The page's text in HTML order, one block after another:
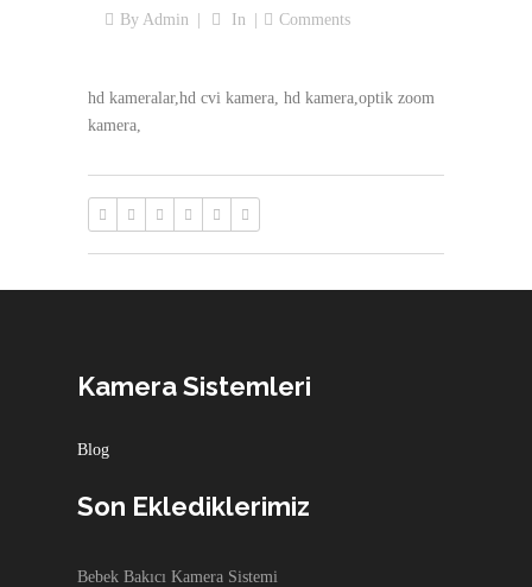
By Admin In Comments
hd kameralar,hd cvi kamera, hd kamera,optik zoom
kamera,
Kamera Sistemleri
Blog
Son Eklediklerimiz
Bebek Bakıcı Kamera Sistemi